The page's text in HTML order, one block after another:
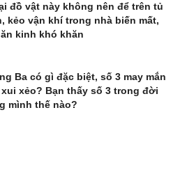
đồ vật này không nên để trên tủ
kẻo vận khí trong nhà biến mất,
ăn kinh khó khăn
Ba có gì đặc biệt, số 3 may mắn
xui xẻo? Bạn thấy số 3 trong đời
mình thế nào?